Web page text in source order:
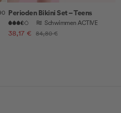
Perioden Bikini Set – Teens
Schwimmen ACTIVE
Angebotspreis
38,17 € Regulärer
84,80 €